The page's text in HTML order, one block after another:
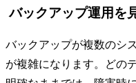
バックアップ運用を
バックアップが複数のシ
が複雑になります。どの